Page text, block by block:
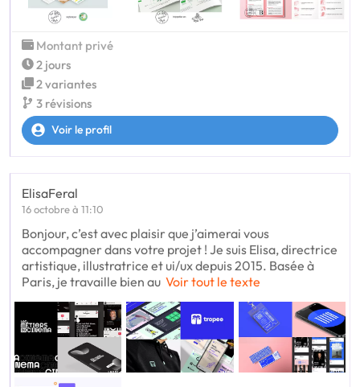
Montant privé
2 jours
2 variantes
3 révisions
Voir le profil
ElisaFeral
16 octobre à 11:10
Bonjour, c’est avec plaisir que j’aimerai vous
accompagner dans votre projet ! Je suis Elisa, directrice
artistique, illustratrice et ui/ux depuis 2015. Basée à
Paris, je travaille bien au Voir tout le texte